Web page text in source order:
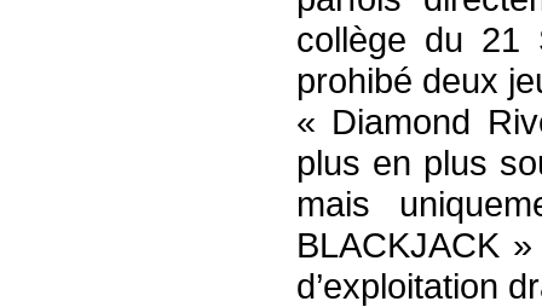
collège du 21
prohibé deux
« Diamond
plus en plus
mais
BLACKJACK
d’exploitation